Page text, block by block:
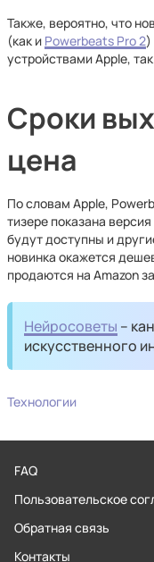
Также, вероятно, что
(как и Powerbeats Pro 2)
устройствами Apple,
Сроки
цена
По словам Apple,
тизере показана
будут доступны и
новинка окажется
продаются на Amazon
Нейросоветы –
искусственного
Технологии
FAQ
Пользовательское
Обратная связь
Контакты